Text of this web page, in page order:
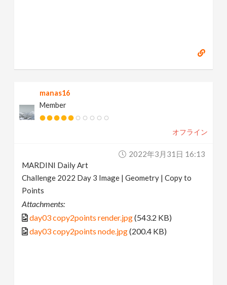
manas16
Member
オフライン
2022年3月31日 16:13
MARDINI Daily Art
Challenge 2022 Day 3 Image | Geometry | Copy to
Points
Attachments:
day03 copy2points render.jpg(543.2 KB)
day03 copy2points node.jpg(200.4 KB)